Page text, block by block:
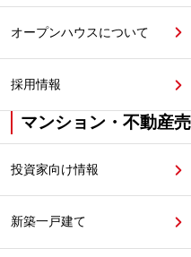
オープンハウスについて
採用情報
マンション・不動産
投資家向け情報
新築一戸建て